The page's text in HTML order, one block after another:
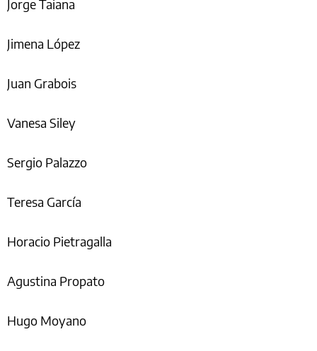
Jorge Taiana
Jimena López
Juan Grabois
Vanesa Siley
Sergio Palazzo
Teresa García
Horacio Pietragalla
Agustina Propato
Hugo Moyano